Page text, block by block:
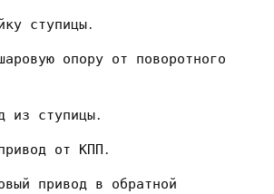
ступицы․
опору от поворотного
из ступицы․
от КПП․
привод в обратной